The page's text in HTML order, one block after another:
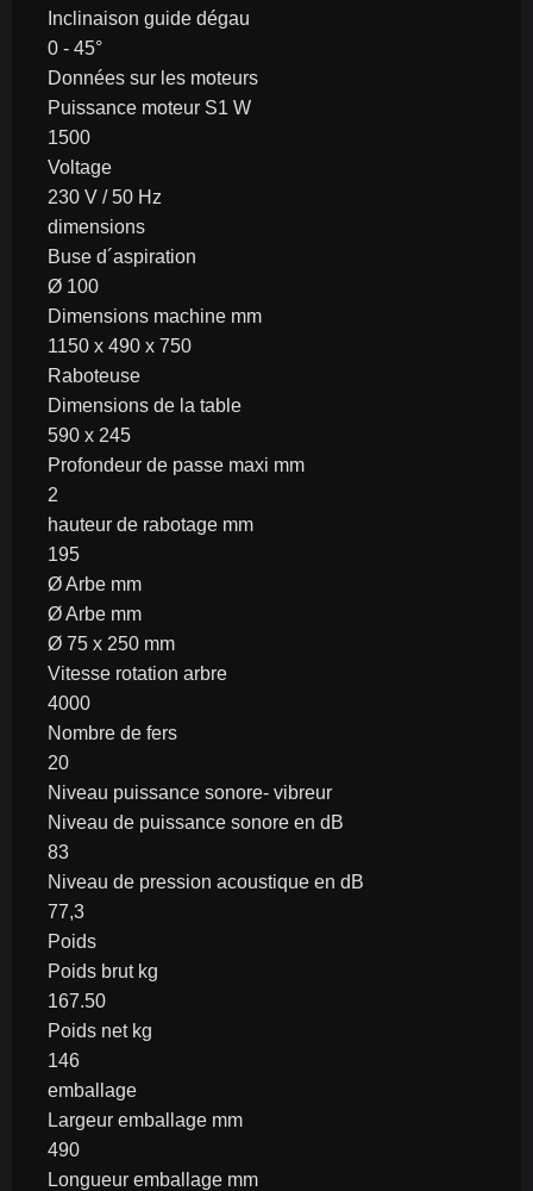
Inclinaison guide dégau
0 - 45°
Données sur les moteurs
Puissance moteur S1 W
1500
Voltage
230 V / 50 Hz
dimensions
Buse d´aspiration
Ø 100
Dimensions machine mm
1150 x 490 x 750
Raboteuse
Dimensions de la table
590 x 245
Profondeur de passe maxi mm
2
hauteur de rabotage mm
195
Ø Arbe mm
Ø Arbe mm
Ø 75 x 250 mm
Vitesse rotation arbre
4000
Nombre de fers
20
Niveau puissance sonore- vibreur
Niveau de puissance sonore en dB
83
Niveau de pression acoustique en dB
77,3
Poids
Poids brut kg
167.50
Poids net kg
146
emballage
Largeur emballage mm
490
Longueur emballage mm